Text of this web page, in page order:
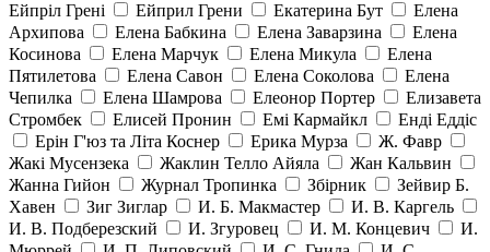
Ейпріл Грені
Ейприл Грени Екатерина Бут
Елена
Архипова
Елена Бабкина Елена Заварзина
Елена
Косинова
Елена Марчук Елена Микула
Елена
Пятилетова
Елена Савон Елена Соколова
Елена
Чепилка
Елена Шамрова Елеонор Портер
Елизавета
Стромбек
Елисей Пронин Емі Кармайкл
Ендi Еддiс
Ерін Г'юз та Літа Коснер
Ерика Мурза
Ж. Фавр
Жакі Мусензека
Жаклин Телло Айяла
Жан Кальвин
Жанна Гийон
Журнал Тропинка Збірник
Зейвир Б.
Хавен
Зиг Зиглар И. Б. Макмастер
И. В. Каргель
И. В. Подберезский
И. Згуровец И. М. Концевич
И.